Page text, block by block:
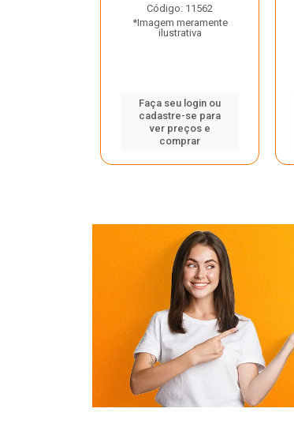
Código: 11562
*Imagem meramente
ilustrativa
Faça seu login ou
cadastre-se para
ver preços e
comprar